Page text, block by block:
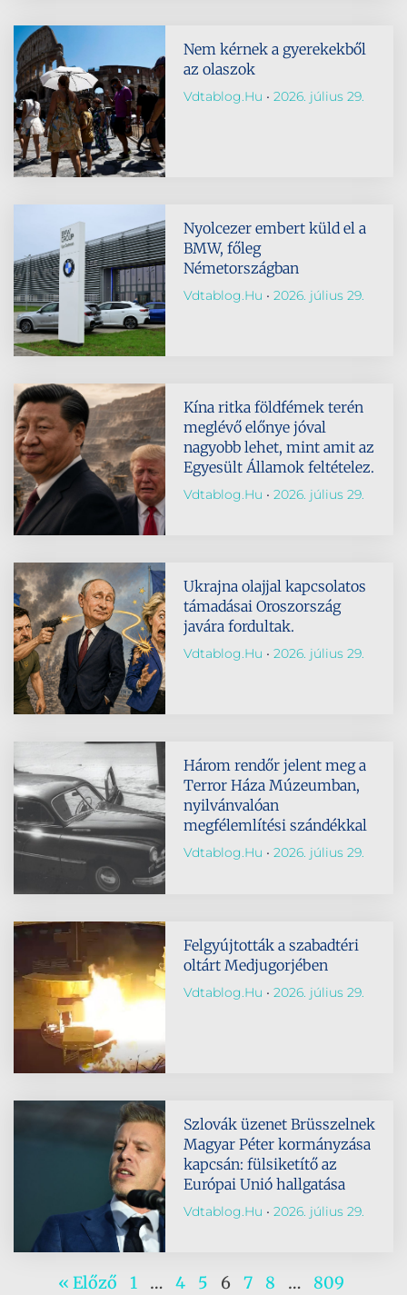
Nem kérnek a gyerekekből
az olaszok
Vdtablog.hu 2026. július 29.
Nyolcezer embert küld el a
BMW, főleg
Németországban
Vdtablog.hu 2026. július 29.
Kína ritka földfémek terén
meglévő előnye jóval
nagyobb lehet, mint amit az
Egyesült Államok feltételez.
Vdtablog.hu 2026. július 29.
Ukrajna olajjal kapcsolatos
támadásai Oroszország
javára fordultak.
Vdtablog.hu 2026. július 29.
Három rendőr jelent meg a
Terror Háza Múzeumban,
nyilvánvalóan
megfélemlítési szándékkal
Vdtablog.hu 2026. július 29.
Felgyújtották a szabadtéri
oltárt Medjugorjében
Vdtablog.hu 2026. július 29.
Szlovák üzenet Brüsszelnek
Magyar Péter kormányzása
kapcsán: fülsiketítő az
Európai Unió hallgatása
Vdtablog.hu 2026. július 29.
« Előző 1 … 4 5 6 7 8 …
809